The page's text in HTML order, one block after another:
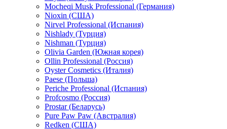
Mocheqi Musk Professional (Германия)
Nioxin (США)
Nirvel Professional (Испания)
Nishlady (Турция)
Nishman (Турция)
Olivia Garden (Южная корея)
Ollin Professional (Россия)
Oyster Cosmetics (Италия)
Paese (Польша)
Periche Professional (Испания)
Profcosmo (Россия)
Prostar (Беларусь)
Pure Paw Paw (Австралия)
Redken (США)